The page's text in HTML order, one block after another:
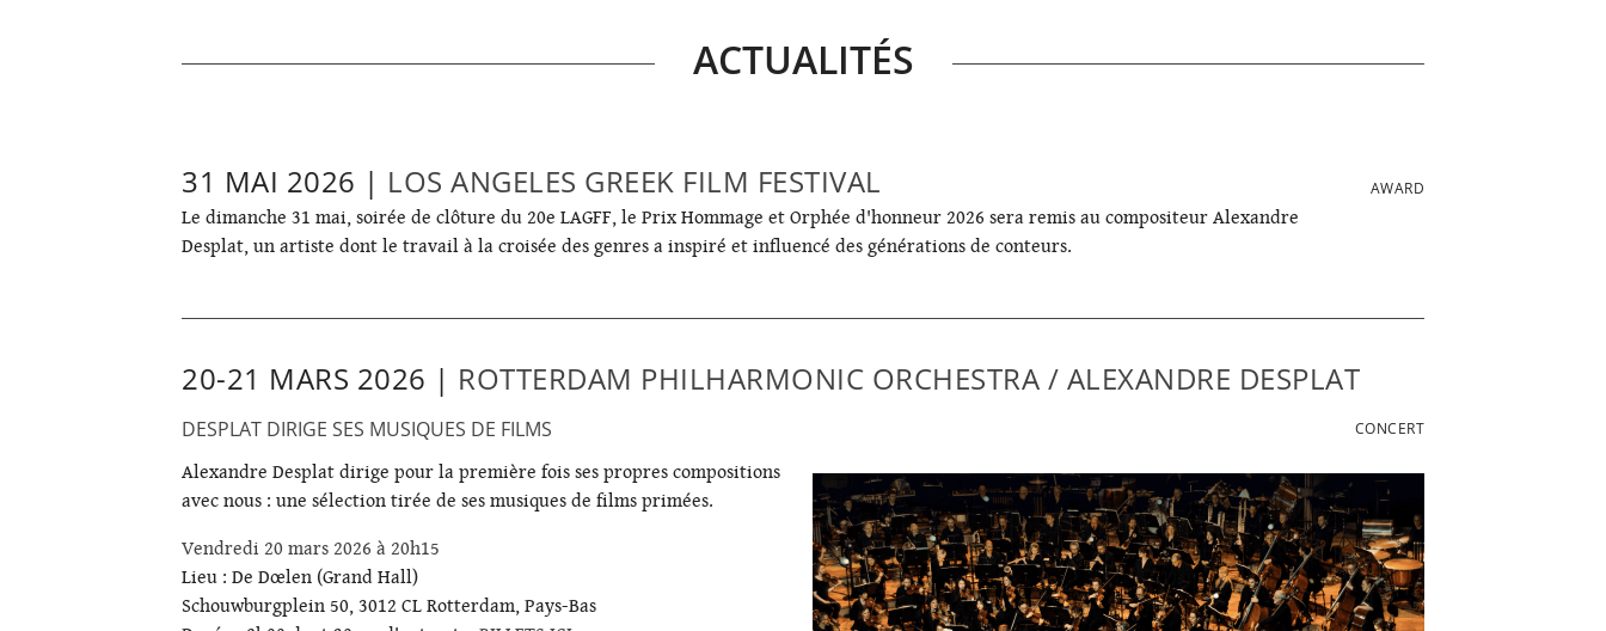
ACTUALITÉS
31 MAI 2026 | LOS ANGELES GREEK FILM FESTIVAL AWARD
Le dimanche 31 mai, soirée de clôture du 20e LAGFF, le Prix Hommage et Orphée d'honneur 2026 sera remis au compositeur Alexandre
Desplat, un artiste dont le travail à la croisée des genres a inspiré et influencé des générations de conteurs.
20-21 MARS 2026 | ROTTERDAM PHILHARMONIC ORCHESTRA / ALEXANDRE DESPLAT
CONCERT
DESPLAT DIRIGE SES MUSIQUES DE FILMS
Alexandre Desplat dirige pour la première fois ses propres compositions
avec nous : une sélection tirée de ses musiques de films primées.
Vendredi 20 mars 2026 à 20h15
Lieu : De Dœlen (Grand Hall)
Schouwburgplein 50, 3012 CL Rotterdam, Pays-Bas